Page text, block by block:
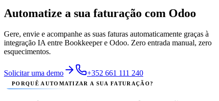
Automatize a sua faturação com Odoo
Gere, envie e acompanhe as suas faturas automaticamente graças à
integração IA entre Bookkeeper e Odoo. Zero entrada manual, zero
esquecimentos.
Solicitar uma demo +352 661 111 240
PORQUÊ AUTOMATIZAR A SUA FATURAÇÃO?